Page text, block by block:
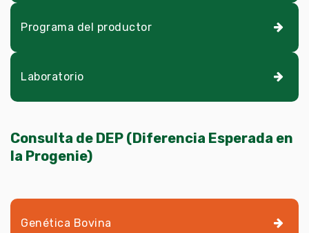
Programa del productor
Laboratorio
Consulta de DEP (Diferencia Esperada en
la Progenie)
Genética Bovina